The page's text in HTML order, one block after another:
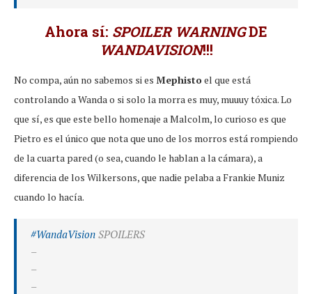
Ahora sí: SPOILER WARNINGDE
WANDAVISION!!!
No compa, aún no sabemos si es Mephistoel que está
controlando a Wanda o si solo la morra es muy, muuuy tóxica. Lo
que sí, es que este bello homenaje a Malcolm, lo curioso es que
Pietro es el único que nota que uno de los morros está rompiendo
de la cuarta pared (o sea, cuando le hablan a la cámara), a
diferencia de los Wilkersons, que nadie pelaba a Frankie Muniz
cuando lo hacía.
#WandaVision SPOILERS
–
–
–